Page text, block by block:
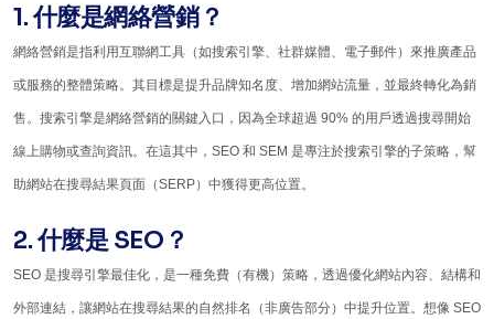
1. 什麼是網絡營銷？
網絡營銷是指利用互聯網工具（如搜索引擎、社群媒體、電子郵件）來推廣產品
或服務的整體策略。其目標是提升品牌知名度、增加網站流量，並最終轉化為銷
售。搜索引擎是網絡營銷的關鍵入口，因為全球超過 90% 的用戶透過搜尋開始
線上購物或查詢資訊。在這其中，SEO 和 SEM 是專注於搜索引擎的子策略，幫
助網站在搜尋結果頁面（SERP）中獲得更高位置。
2. 什麼是 SEO？
SEO 是搜尋引擎最佳化，是一種免費（有機）策略，透過優化網站內容、結構和
外部連結，讓網站在搜尋結果的自然排名（非廣告部分）中提升位置。想像 SEO